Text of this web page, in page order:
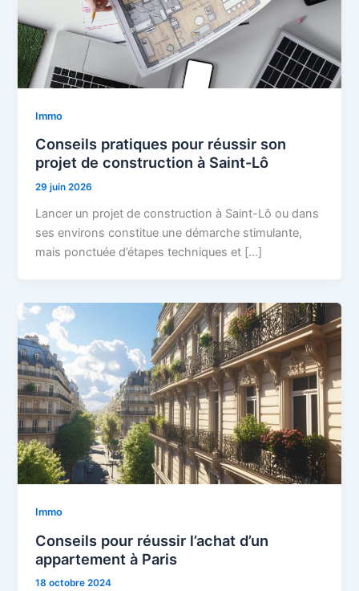
Immo
Conseils pratiques pour réussir son
projet de construction à Saint-Lô
29 juin 2026
Lancer un projet de construction à Saint-Lô ou dans
ses environs constitue une démarche stimulante,
mais ponctuée d’étapes techniques et […]
Immo
Conseils pour réussir l’achat d’un
appartement à Paris
18 octobre 2024